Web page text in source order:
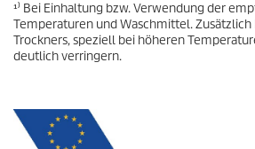
¹⁾ Bei Einhaltung bzw. Verwendung der
Temperaturen und Waschmittel. Zusätzlich
Trockners, speziell bei höheren
deutlich verringern.